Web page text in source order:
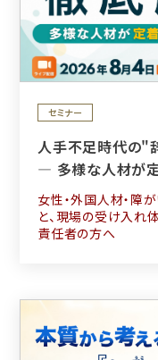
セミナー
人手不足時代の"
― 多様な人材が
女性・外国人材・障
と、現場の受け入れ
責任者の方へ